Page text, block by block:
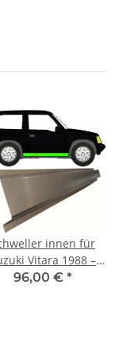
innen für
Vitara 1988 –
1998 rechts
96,00 € *